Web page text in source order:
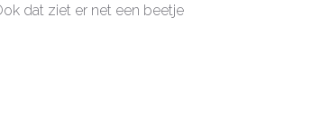
dat ziet er net een beetje